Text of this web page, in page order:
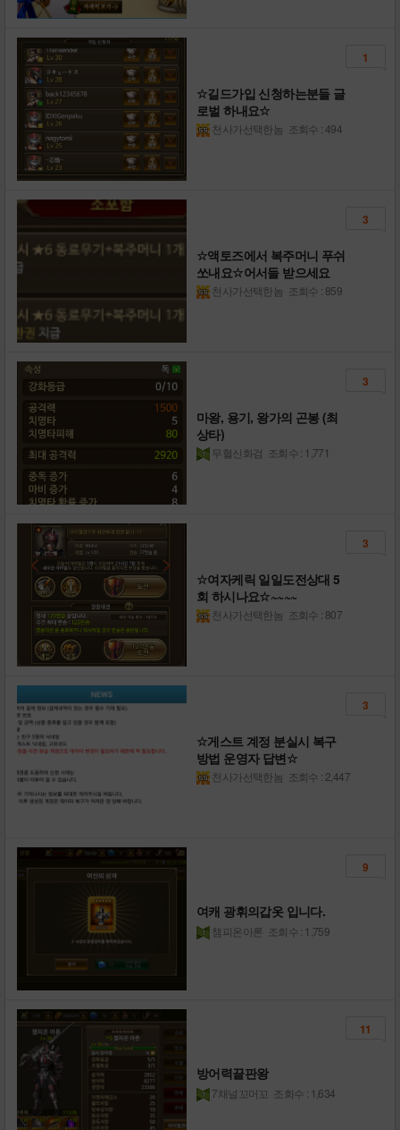
☆길드가입 신청하는분들 글
로벌 하내요☆
천사가선택한놈 조회수 : 494
1
☆액토즈에서 복주머니 푸쉬
쏘내요☆어서들 받으세요
천사가선택한놈 조회수 : 859
3
마왕, 용기, 왕가의 곤봉 (최
상타)
무혈신화검 조회수 : 1,771
3
☆여자케릭 일일도전상대 5
회 하시나요☆~~~~
천사가선택한놈 조회수 : 807
3
☆게스트 계정 분실시 복구
방법 운영자 답변☆
천사가선택한놈 조회수 : 2,447
3
여캐 광휘의갑옷 입니다.
챔피온아론 조회수 : 1,759
9
방어력끝판왕
7채널꼬머꼬 조회수 : 1,634
11